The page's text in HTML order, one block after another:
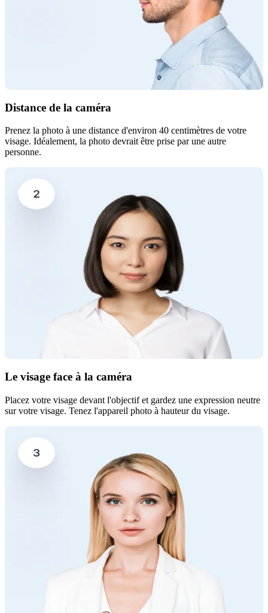
Distance de la caméra
Prenez la photo à une distance d'environ 40 centimètres de votre
visage. Idéalement, la photo devrait être prise par une autre
personne.
Le visage face à la caméra
Placez votre visage devant l'objectif et gardez une expression neutre
sur votre visage. Tenez l'appareil photo à hauteur du visage.